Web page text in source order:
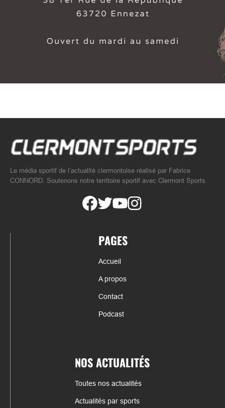
Le média sportif de l’actualité clermontoise réalisé par Fabrice
CONNORD. Soutenons notre territoire sportif avec Clermont Sports.
PAGES
Accueil
A propos
Contact
Podcast
NOS ACTUALITÉS
Toutes nos actualités
Actualités par sports